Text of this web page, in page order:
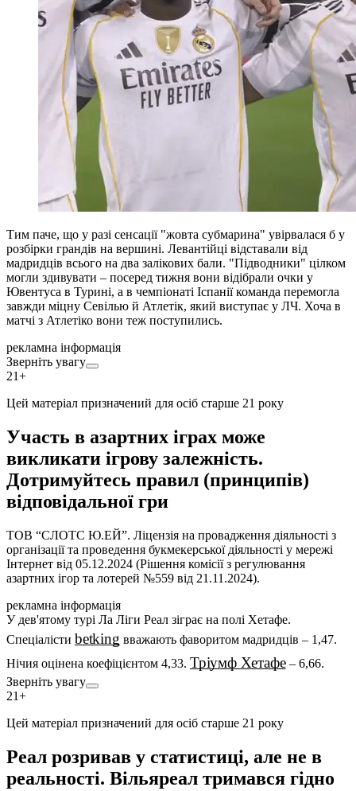
Тим паче, що у разі сенсації "жовта субмарина" увірвалася б у
розбірки грандів на вершині. Левантійці відставали від
мадридців всього на два залікових бали. "Підводники" цілком
могли здивувати – посеред тижня вони відібрали очки у
Ювентуса в Турині, а в чемпіонаті Іспанії команда перемогла
завжди міцну Севілью й Атлетік, який виступає у ЛЧ. Хоча в
матчі з Атлетіко вони теж поступились.
рекламна інформація
Зверніть увагу
21+
Цей матеріал призначений для осіб старше 21 року
Участь в азартних іграх може
викликати ігрову залежність.
Дотримуйтесь правил (принципів)
відповідальної гри
ТОВ “СЛОТС Ю.ЕЙ”. Ліцензія на провадження діяльності з
організації та проведення букмекерської діяльності у мережі
Інтернет від 05.12.2024 (Рішення комісії з регулювання
азартних ігор та лотерей №559 від 21.11.2024).
рекламна інформація
У дев'ятому турі Ла Ліги Реал зіграє на полі Хетафе.
Спеціалісти betking вважають фаворитом мадридців – 1,47.
Нічия оцінена коефіцієнтом 4,33. Тріумф Хетафе– 6,66.
Зверніть увагу
21+
Цей матеріал призначений для осіб старше 21 року
Реал розривав у статистиці, але не в
реальності. Вільяреал тримався гідно